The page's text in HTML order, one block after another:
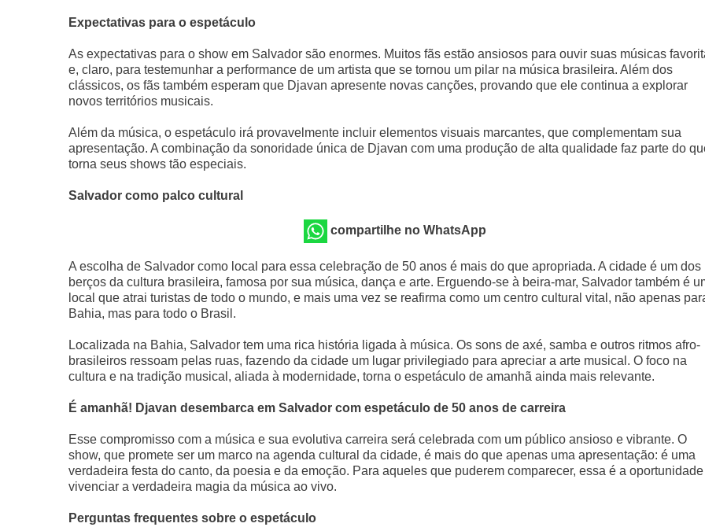
Expectativas para o espetáculo
As expectativas para o show em Salvador são enormes. Muitos fãs estão ansiosos para ouvir suas músicas
e, claro, para testemunhar a performance de um artista que se tornou um pilar na música brasileira. Além dos
clássicos, os fãs também esperam que Djavan apresente novas canções, provando que ele continua a explorar
novos territórios musicais.
Além da música, o espetáculo irá provavelmente incluir elementos visuais marcantes, que complementam sua
apresentação. A combinação da sonoridade única de Djavan com uma produção de alta qualidade faz parte do
torna seus shows tão especiais.
Salvador como palco cultural
compartilhe no WhatsApp
A escolha de Salvador como local para essa celebração de 50 anos é mais do que apropriada. A cidade é um dos
berços da cultura brasileira, famosa por sua música, dança e arte. Erguendo-se à beira-mar, Salvador também é
local que atrai turistas de todo o mundo, e mais uma vez se reafirma como um centro cultural vital, não apenas
Bahia, mas para todo o Brasil.
Localizada na Bahia, Salvador tem uma rica história ligada à música. Os sons de axé, samba e outros ritmos afro-
brasileiros ressoam pelas ruas, fazendo da cidade um lugar privilegiado para apreciar a arte musical. O foco na
cultura e na tradição musical, aliada à modernidade, torna o espetáculo de amanhã ainda mais relevante.
É amanhã! Djavan desembarca em Salvador com espetáculo de 50 anos de carreira
Esse compromisso com a música e sua evolutiva carreira será celebrada com um público ansioso e vibrante. O
show, que promete ser um marco na agenda cultural da cidade, é mais do que apenas uma apresentação: é uma
verdadeira festa do canto, da poesia e da emoção. Para aqueles que puderem comparecer, essa é a
vivenciar a verdadeira magia da música ao vivo.
Perguntas frequentes sobre o espetáculo